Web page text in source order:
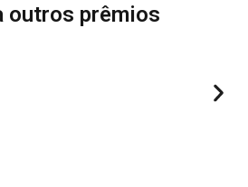
outros prêmios